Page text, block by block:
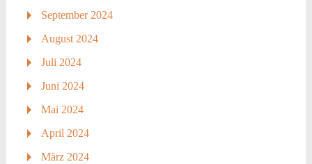
September 2024
August 2024
Juli 2024
Juni 2024
Mai 2024
April 2024
März 2024